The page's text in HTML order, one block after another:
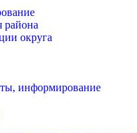
района
округа
информирование